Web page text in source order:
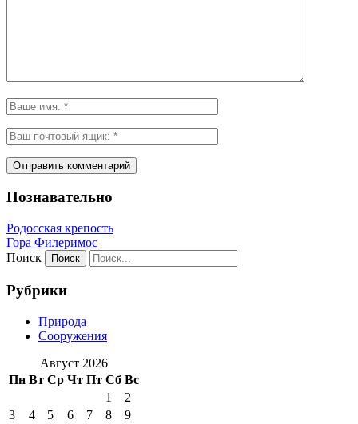
Познавательно
Родосская крепость
Гора Филеримос
Поиск
Рубрики
Природа
Сооружения
Август 2026
Пн Вт Ср Чт Пт Сб Вс
1
2
3
4 5 6 7 8
9